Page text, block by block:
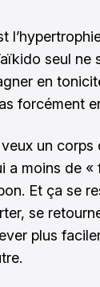
seul ne
en
forcément
un corps
a moins de «
Et ça se
se
plus